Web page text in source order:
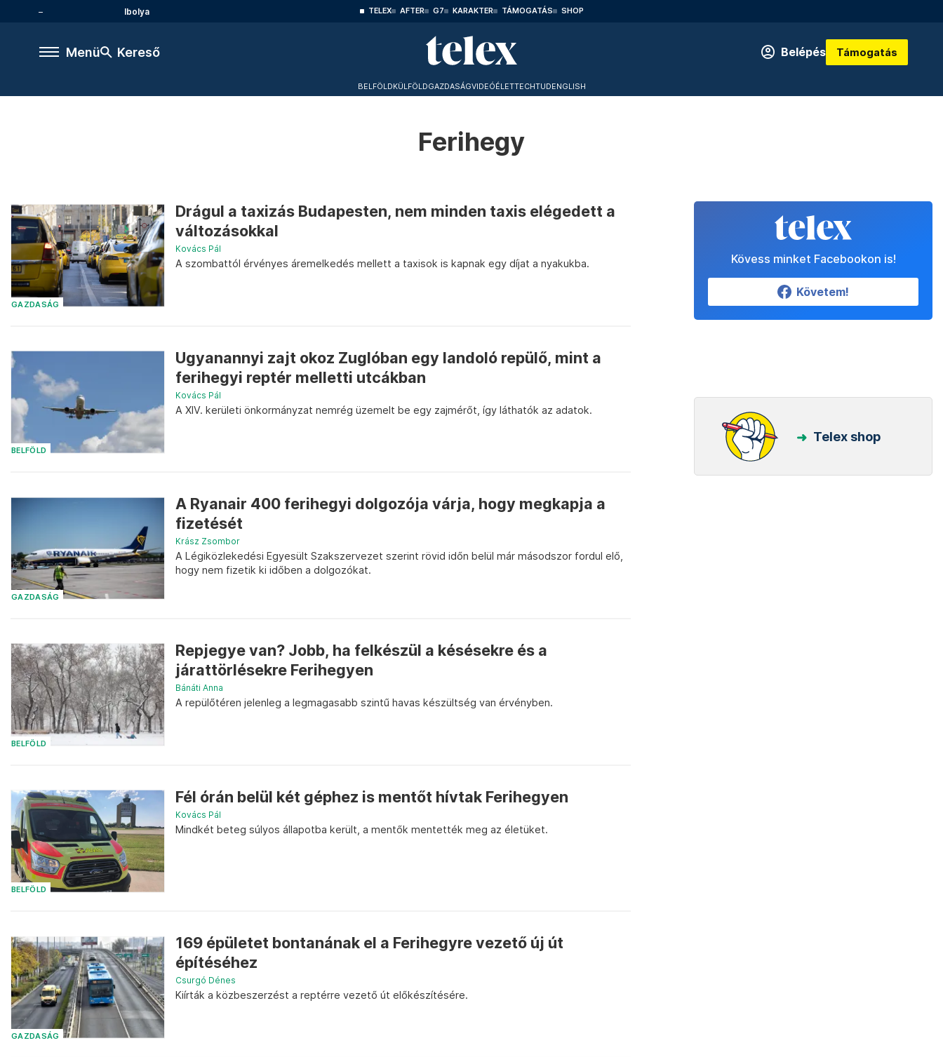
Ibolya TELEX AFTER G7 KARAKTER TÁMOGATÁS SHOP
Menü Kereső Belépés Támogatás
BELFÖLDKÜLFÖLDGAZDASÁGVIDEÓÉLETTECHTUDENGLISH
Ferihegy
GAZDASÁG
Drágul a taxizás Budapesten, nem minden taxis elégedett a
változásokkal
Kovács Pál
A szombattól érvényes áremelkedés mellett a taxisok is kapnak egy díjat a nyakukba.
BELFÖLD
Ugyanannyi zajt okoz Zuglóban egy landoló repülő, mint a
ferihegyi reptér melletti utcákban
Kovács Pál
A XIV. kerületi önkormányzat nemrég üzemelt be egy zajmérőt, így láthatók az adatok.
GAZDASÁG
A Ryanair 400 ferihegyi dolgozója várja, hogy megkapja a
fizetését
Krász Zsombor
A Légiközlekedési Egyesült Szakszervezet szerint rövid időn belül már másodszor fordul elő,
hogy nem fizetik ki időben a dolgozókat.
BELFÖLD
Repjegye van? Jobb, ha felkészül a késésekre és a
járattörlésekre Ferihegyen
Bánáti Anna
A repülőtéren jelenleg a legmagasabb szintű havas készültség van érvényben.
BELFÖLD
Fél órán belül két géphez is mentőt hívtak Ferihegyen
Kovács Pál
Mindkét beteg súlyos állapotba került, a mentők mentették meg az életüket.
GAZDASÁG
169 épületet bontanának el a Ferihegyre vezető új út
építéséhez
Csurgó Dénes
Kiírták a közbeszerzést a reptérre vezető út előkészítésére.
Kövess minket Facebookon is!
Követem!
Telex shop